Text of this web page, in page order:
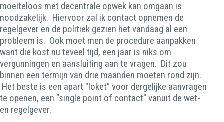
moeiteloos met decentrale opwek kan omgaan is
noodzakelijk. Hiervoor zal ik contact opnemen de
regelgever en de politiek gezien het vandaag al een
probleem is. Ook moet men de procedure aanpakken
want die kost nu teveel tijd, een jaar is niks om
vergunningen en aansluiting aan te vragen. Dit zou
binnen een termijn van drie maanden moeten rond zijn.
Het beste is een apart "loket" voor dergelijke aanvragen
te openen, een "single point of contact" vanuit de wet-
en regelgever.